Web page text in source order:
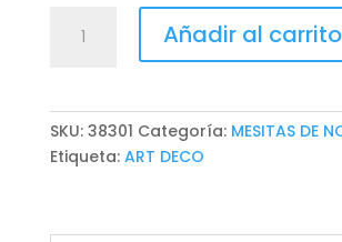
cantidad
Añadir al carrito
SKU: 38301 Categoría: MESITAS DE
Etiqueta: ART DECO